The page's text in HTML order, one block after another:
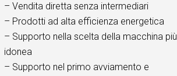
– Vendita diretta senza intermediari
– Prodotti ad alta efficienza energetica
– Supporto nella scelta della macchina più
idonea
– Supporto nel primo avviamento e